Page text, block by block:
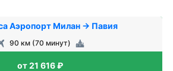
Аэропорт Милан → Павия
90 км (70 минут)
от 21 616 ₽